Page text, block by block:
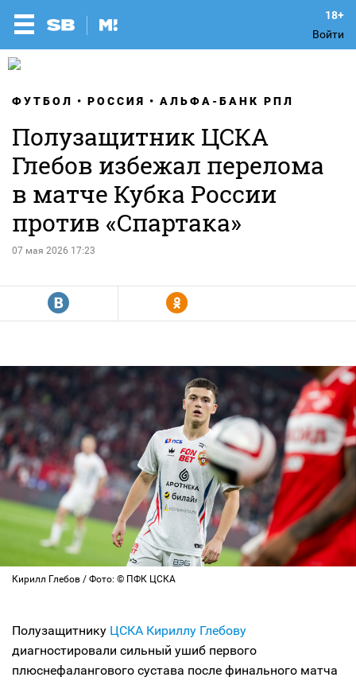
Войти
ФУТБОЛ РОССИЯ АЛЬФА-БАНК РПЛ
Полузащитник ЦСКА
Глебов избежал перелома
в матче Кубка России
против «Спартака»
07 мая 2026 17:23
R Y
Кирилл Глебов / Фото: © ПФК ЦСКА
Полузащитнику ЦСКА Кириллу Глебову
диагностировали сильный ушиб первого
плюснефалангового сустава после финального матча